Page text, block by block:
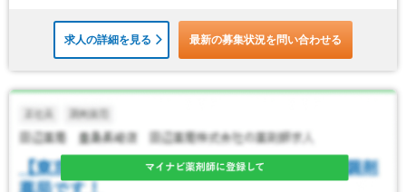
求人の詳細を見る 最新の募集状況を問い合わせる